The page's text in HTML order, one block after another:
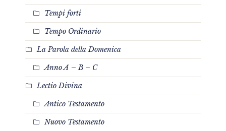
Tempi forti
Tempo Ordinario
La Parola della Domenica
Anno A – B – C
Lectio Divina
Antico Testamento
Nuovo Testamento